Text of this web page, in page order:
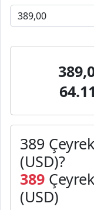
389
(USD)?
389
(USD)